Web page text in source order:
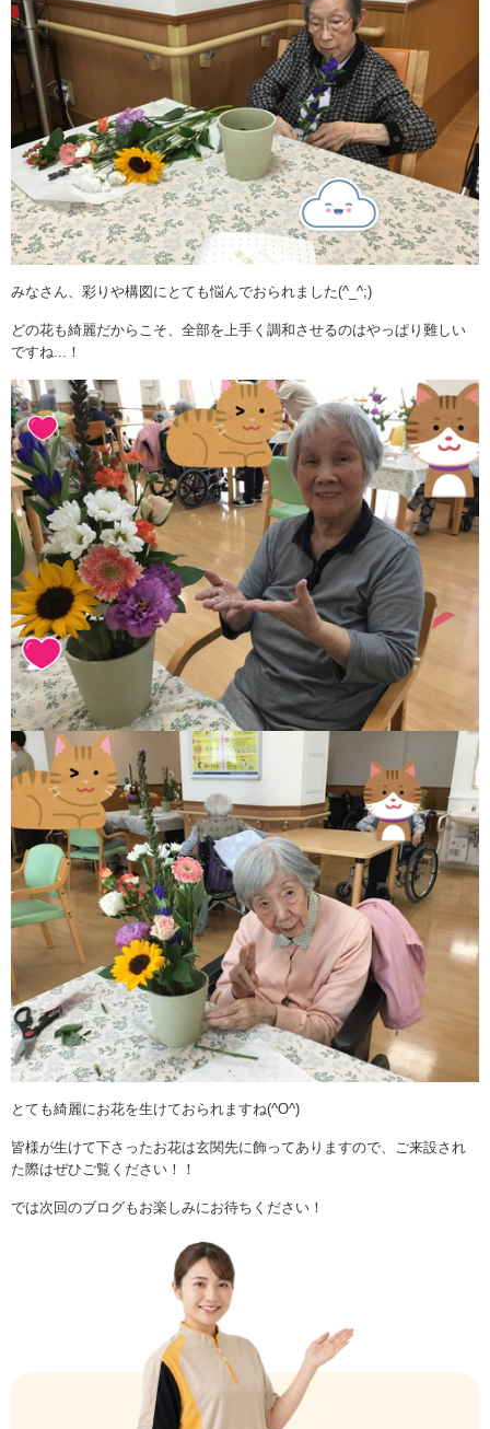
みなさん、彩りや構図にとても悩んでおられました(^_^;)
どの花も綺麗だからこそ、全部を上手く調和させるのはやっぱり難しい
ですね...！
とても綺麗にお花を生けておられますね(^O^)
皆様が生けて下さったお花は玄関先に飾ってありますので、ご来設され
た際はぜひご覧ください！！
では次回のブログもお楽しみにお待ちください！